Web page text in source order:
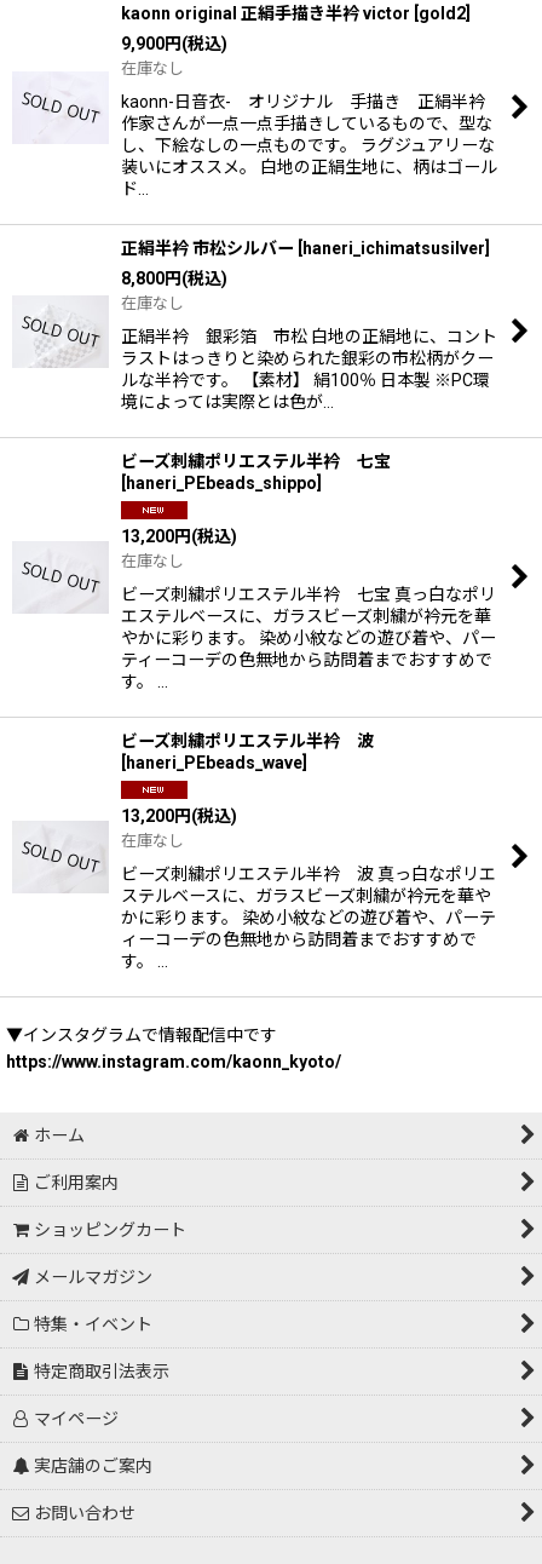
kaonn original 正絹手描き半衿 victor gold2
9,900円(税込)
在庫なし
kaonn-日音衣- オリジナル 手描き 正絹半衿
作家さんが一点一点手描きしているもので、型な
し、下絵なしの一点ものです。 ラグジュアリーな
装いにオススメ。 白地の正絹生地に、柄はゴール
ド…
正絹半衿 市松シルバー haneri_ichimatsusilver
8,800円(税込)
在庫なし
正絹半衿 銀彩箔 市松 白地の正絹地に、コント
ラストはっきりと染められた銀彩の市松柄がクー
ルな半衿です。 【素材】 絹100％ 日本製 ※PC環
境によっては実際とは色が…
ビーズ刺繍ポリエステル半衿 七宝
haneri_PEbeads_shippo
13,200円(税込)
在庫なし
ビーズ刺繍ポリエステル半衿 七宝 真っ白なポリ
エステルベースに、ガラスビーズ刺繍が衿元を華
やかに彩ります。 染め小紋などの遊び着や、パー
ティーコーデの色無地から訪問着までおすすめで
す。 …
ビーズ刺繍ポリエステル半衿 波
haneri_PEbeads_wave
13,200円(税込)
在庫なし
ビーズ刺繍ポリエステル半衿 波 真っ白なポリエ
ステルベースに、ガラスビーズ刺繍が衿元を華や
かに彩ります。 染め小紋などの遊び着や、パーテ
ィーコーデの色無地から訪問着までおすすめで
す。 …
▼インスタグラムで情報配信中です
https://www.instagram.com/kaonn_kyoto/
ホーム
ご利用案内
ショッピングカート
メールマガジン
特集・イベント
特定商取引法表示
マイページ
実店舗のご案内
お問い合わせ